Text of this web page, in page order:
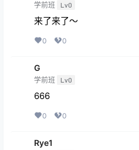
学前班 Lv0
来了来了～
0 0
G
学前班 Lv0
666
0 0
Rye1